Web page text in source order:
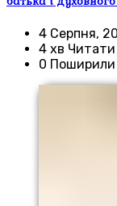
4 Серпня,
4 хв Читати
0 Поширили